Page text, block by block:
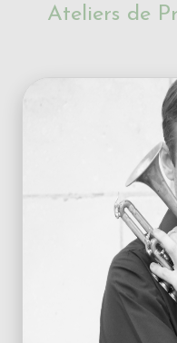
Ateliers de